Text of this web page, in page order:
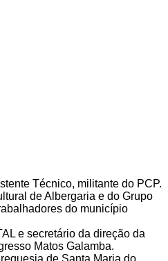
Técnico, militante do PCP.
de Albergaria e do Grupo
do município
e secretário da direção da
Matos Galamba.
de Santa Maria do